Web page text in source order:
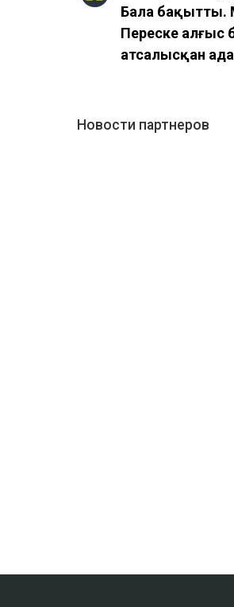
Бала бақытты.
Переске алғыс
атсалысқан
Новости партнеров